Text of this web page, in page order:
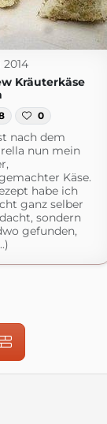
Kräuterkäse
0
nach dem
nun mein
Käse.
habe ich
ganz selber
sondern
gefunden,